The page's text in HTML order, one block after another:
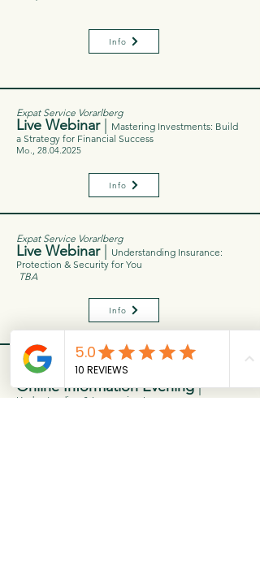
Info
Expat Service Vorarlberg
Live Webinar|
Mastering Investments: Build
a Strategy for Financial Success
Mo., 28.04.2025
Info
Expat Service Vorarlberg
Live Webinar|
Understanding Insurance:
Protection & Security for You
TBA
Info
Club International - CINT
Online Information Evening|
Understanding & Leveraging Insurance